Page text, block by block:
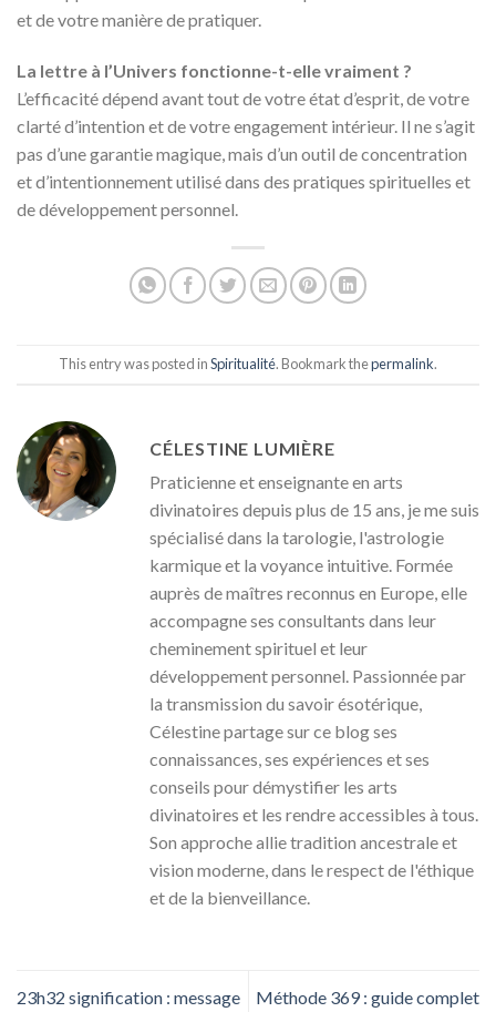
et de votre manière de pratiquer.
La lettre à l’Univers fonctionne-t-elle vraiment ?
L’efficacité dépend avant tout de votre état d’esprit, de votre
clarté d’intention et de votre engagement intérieur. Il ne s’agit
pas d’une garantie magique, mais d’un outil de concentration
et d’intentionnement utilisé dans des pratiques spirituelles et
de développement personnel.
This entry was posted inSpiritualité. Bookmark thepermalink.
CÉLESTINE LUMIÈRE
Praticienne et enseignante en arts
divinatoires depuis plus de 15 ans, je me suis
spécialisé dans la tarologie, l'astrologie
karmique et la voyance intuitive. Formée
auprès de maîtres reconnus en Europe, elle
accompagne ses consultants dans leur
cheminement spirituel et leur
développement personnel. Passionnée par
la transmission du savoir ésotérique,
Célestine partage sur ce blog ses
connaissances, ses expériences et ses
conseils pour démystifier les arts
divinatoires et les rendre accessibles à tous.
Son approche allie tradition ancestrale et
vision moderne, dans le respect de l'éthique
et de la bienveillance.
23h32 signification : message
Méthode 369 : guide complet